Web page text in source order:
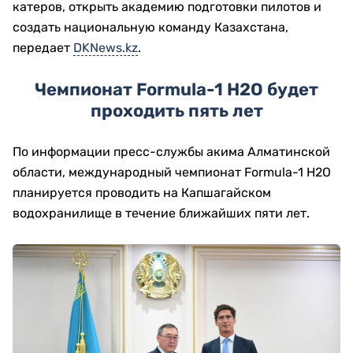
катеров, открыть академию подготовки пилотов и
создать национальную команду Казахстана,
передает DKNews.kz.
Чемпионат Formula-1 H2O будет
проходить пять лет
По информации пресс-службы акима Алматинской
области, международный чемпионат Formula-1 H2O
планируется проводить на Капшагайском
водохранилище в течение ближайших пяти лет.